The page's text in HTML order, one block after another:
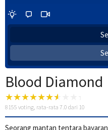
Blood Diamond
8155 voting, rata-rata 7.0 dari 10
Seorang mantan tentara